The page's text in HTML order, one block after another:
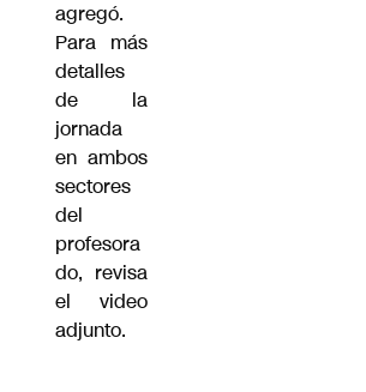
agregó.
Para más
detalles
de la
jornada
en ambos
sectores
del
profesora
do, revisa
el video
adjunto.